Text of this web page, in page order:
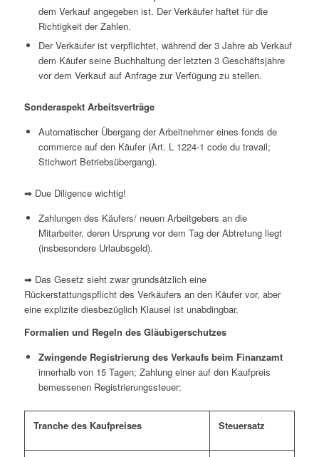
dem Verkauf angegeben ist. Der Verkäufer haftet für die
Richtigkeit der Zahlen.
Der Verkäufer ist verpflichtet, während der 3 Jahre ab Verkauf
dem Käufer seine Buchhaltung der letzten 3 Geschäftsjahre
vor dem Verkauf auf Anfrage zur Verfügung zu stellen.
Sonderaspekt Arbeitsverträge
Automatischer Übergang der Arbeitnehmer eines fonds de
commerce auf den Käufer (Art. L 1224-1 code du travail;
Stichwort Betriebsübergang).
➡ Due Diligence wichtig!
Zahlungen des Käufers/ neuen Arbeitgebers an die
Mitarbeiter, deren Ursprung vor dem Tag der Abtretung liegt
(insbesondere Urlaubsgeld).
➡ Das Gesetz sieht zwar grundsätzlich eine
Rückerstattungspflicht des Verkäufers an den Käufer vor, aber
eine explizite diesbezüglich Klausel ist unabdingbar.
Formalien und Regeln des Gläubigerschutzes
Zwingende Registrierung des Verkaufs beim Finanzamt
innerhalb von 15 Tagen; Zahlung einer auf den Kaufpreis
bemessenen Registrierungssteuer:
Tranche des Kaufpreises Steuersatz